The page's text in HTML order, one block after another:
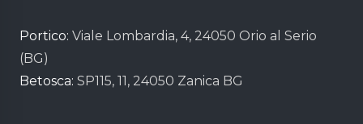
Portico: Viale Lombardia, 4, 24050 Orio al Serio
(BG)
Betosca: SP115, 11, 24050 Zanica BG